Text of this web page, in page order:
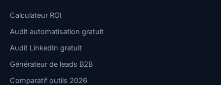
Calculateur ROI
Audit automatisation gratuit
Audit LinkedIn gratuit
Générateur de leads B2B
Comparatif outils 2026